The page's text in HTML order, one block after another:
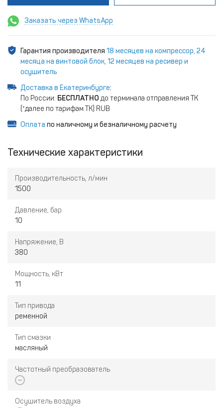
Заказать через WhatsApp
Гарантия производителя 18 месяцев на компрессор, 24
месяца на винтовой блок, 12 месяцев на ресивер и
осушитель
Доставка в Екатеринбурге:
По России: БЕСПЛАТНО до терминала отправления ТК
(*далее по тарифам ТК) RUB
Оплата по наличному и безналичному расчету
Технические характеристики
Производительность, л/мин
1500
Давление, бар
10
Напряжение, В
380
Мощность, кВт
11
Тип привода
ременной
Тип смазки
масляный
Частотный преобразователь
Осушитель воздуха